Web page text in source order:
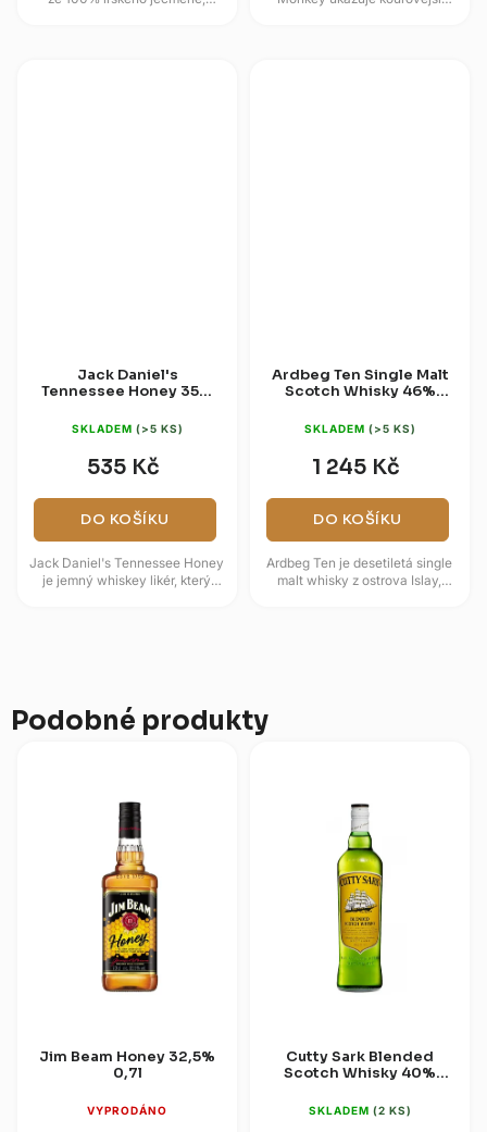
Jack Daniel's
Tennessee Honey 35%
SKLADEM (>5 KS)
535 Kč
DO KOŠÍKU
Jack Daniel's Tennessee Honey
je jemný whiskey likér, který
Ardbeg Ten Single Malt
Scotch Whisky 46%
SKLADEM (>5 KS)
1 245 Kč
DO KOŠÍKU
Ardbeg Ten je desetiletá single
malt whisky z ostrova Islay,
Podobné produkty
Jim Beam Honey 32,5%
0,7l
VYPRODÁNO
Cutty Sark Blended
Scotch Whisky 40%
SKLADEM (2 KS)